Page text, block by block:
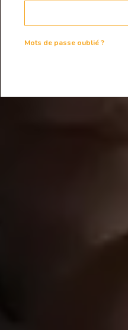
L’enchère
Mots de passe oublié ?